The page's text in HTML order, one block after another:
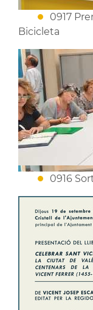
0917
Bicicleta
0916